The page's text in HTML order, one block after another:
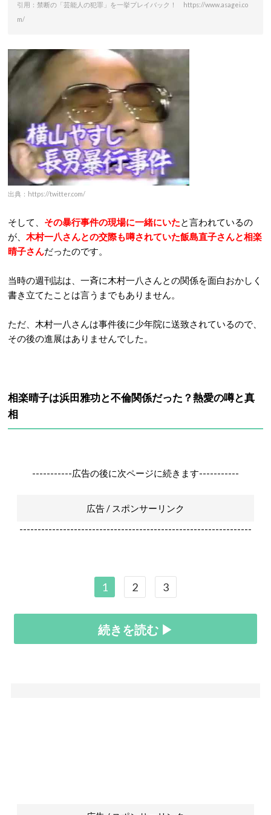
引用：禁断の「芸能人の犯罪」を一挙プレイバック！ https://www.asagei.co
m/
出典：https://twitter.com/
そして、 その暴行事件の現場に一緒にいたと言われているの
が、 木村一八さんとの交際も噂されていた飯島直子さんと相楽
晴子さんだったのです。
当時の週刊誌は、一斉に木村一八さんとの関係を面白おかしく
書き立てたことは言うまでもありません。
ただ、木村一八さんは事件後に少年院に送致されているので、
その後の進展はありませんでした。
相楽晴子は浜田雅功と不倫関係だった？熱愛の噂と真
相
-----------広告の後に次ページに続きます-----------
広告 / スポンサーリンク
----------------------------------------------------------------
1 2 3
続きを読む ▶